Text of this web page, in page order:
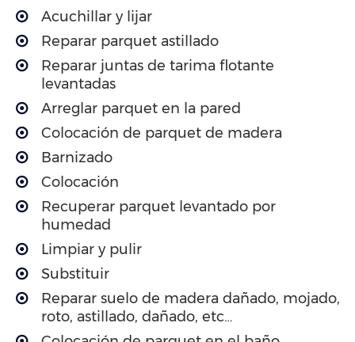
Acuchillar y lijar
Reparar parquet astillado
Reparar juntas de tarima flotante
levantadas
Arreglar parquet en la pared
Colocación de parquet de madera
Barnizado
Colocación
Recuperar parquet levantado por
humedad
Limpiar y pulir
Substituir
Reparar suelo de madera dañado, mojado,
roto, astillado, dañado, etc…